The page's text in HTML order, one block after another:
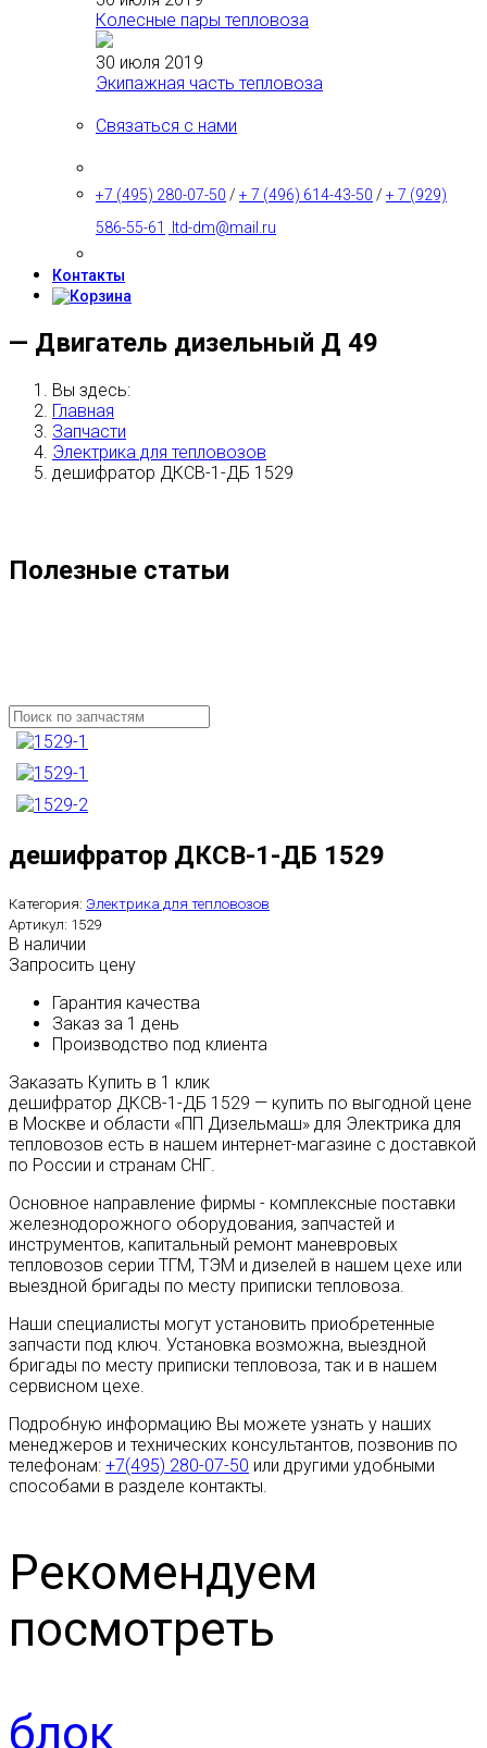
Колесные пары тепловоза
30 июля 2019
Экипажная часть тепловоза
Связаться с нами
+7 (495) 280-07-50 / + 7 (496) 614-43-50 / + 7 (929)
586-55-61
ltd-dm@mail.ru
Контакты
— Двигатель дизельный Д 49
Вы здесь:
Главная
Запчасти
Электрика для тепловозов
дешифратор ДКСВ-1-ДБ 1529
Полезные статьи
дешифратор ДКСВ-1-ДБ 1529
Категория: Электрика для тепловозов
Артикул: 1529
В наличии
Запросить цену
Гарантия качества
Заказ за 1 день
Производство под клиента
Заказать Купить в 1 клик
дешифратор ДКСВ-1-ДБ 1529 — купить по выгодной цене
в Москве и области «ПП Дизельмаш» для Электрика для
тепловозов есть в нашем интернет-магазине с доставкой
по России и странам СНГ.
Основное направление фирмы - комплексные поставки
железнодорожного оборудования, запчастей и
инструментов, капитальный ремонт маневровых
тепловозов серии ТГМ, ТЭМ и дизелей в нашем цехе или
выездной бригады по месту приписки тепловоза.
Наши специалисты могут установить приобретенные
запчасти под ключ. Установка возможна, выездной
бригады по месту приписки тепловоза, так и в нашем
сервисном цехе.
Подробную информацию Вы можете узнать у наших
менеджеров и технических консультантов, позвонив по
телефонам: +7(495) 280-07-50 или другими удобными
способами в разделе контакты.
Рекомендуем
посмотреть
блок